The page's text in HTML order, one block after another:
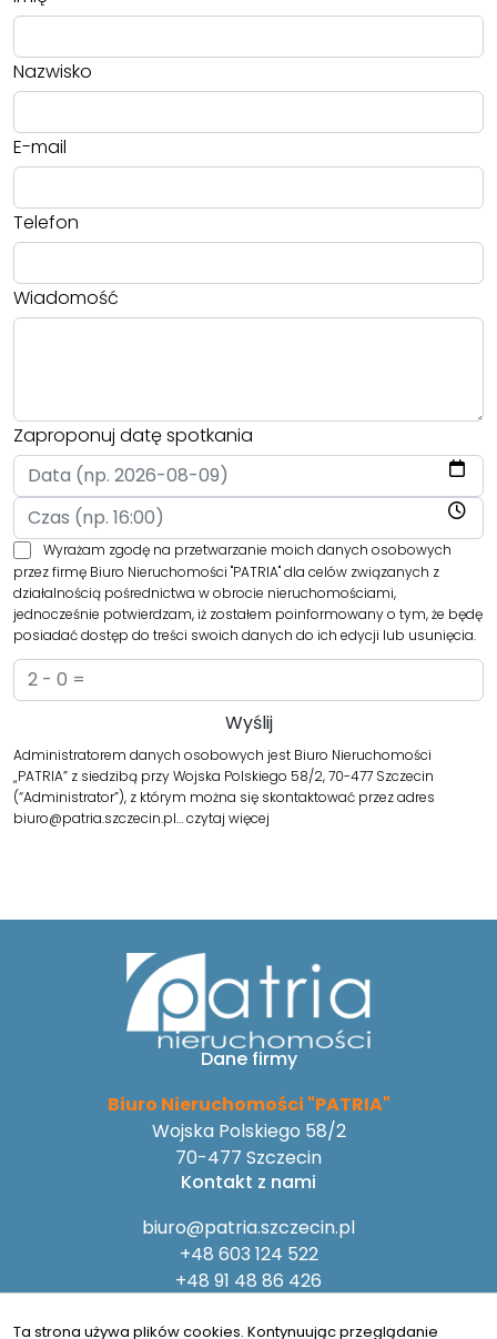
Nazwisko
E-mail
Telefon
Wiadomość
Zaproponuj datę spotkania
Wyrażam zgodę na przetwarzanie moich danych osobowych
przez firmę Biuro Nieruchomości "PATRIA" dla celów związanych z
działalnością pośrednictwa w obrocie nieruchomościami,
jednocześnie potwierdzam, iż zostałem poinformowany o tym, że będę
posiadać dostęp do treści swoich danych do ich edycji lub usunięcia.
Administratorem danych osobowych jest Biuro Nieruchomości
„PATRIA” z siedzibą przy Wojska Polskiego 58/2, 70-477 Szczecin
(“Administrator”), z którym można się skontaktować przez adres
biuro@patria.szczecin.pl…czytaj więcej
Dane firmy
Biuro Nieruchomości "PATRIA"
Wojska Polskiego 58/2
70-477 Szczecin
Kontakt z nami
biuro@patria.szczecin.pl
+48 603 124 522
+48 91 48 86 426
Ta strona używa plików cookies. Kontynuując przeglądanie